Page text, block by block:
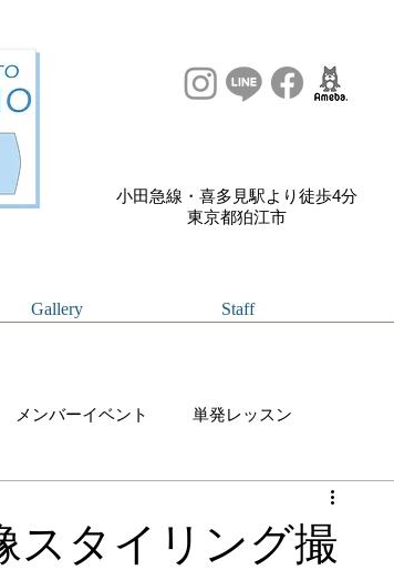
小田急線・喜多見駅より徒歩4分
​東京都狛江市
Gallery Staff
メンバーイベント 単発レッスン
スタイリング撮